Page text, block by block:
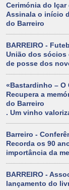
Cerimónia do Içar
Assinala o início
do Barreiro
BARREIRO -
União dos sócios
de posse dos
«Bastardinho – O
Recupera a
do Barreiro
. Um vinho
Barreiro -
Recorda os 90
importância da
BARREIRO -
lançamento do